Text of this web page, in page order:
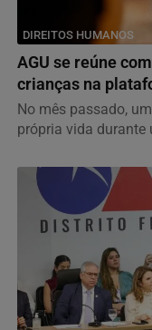
DIREITOS HUMANOS
AGU se reúne
crianças na
No mês passado,
própria vida durante